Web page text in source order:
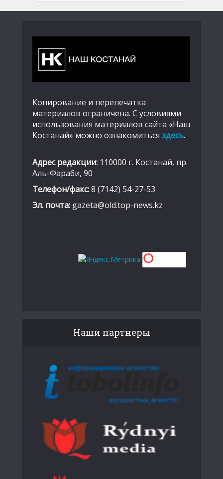
Копирование и перепечатка
материалов ограничена. С условиями
использования материалов сайта «Наш
Костанай» можно ознакомиться здесь.
Адрес редакции: 110000 г. Костанай, пр.
Аль-Фараби, 90
Телефон/факс:8 (7142) 54-27-53
Эл. почта: gazeta@old.top-news.kz
Наши партнеры